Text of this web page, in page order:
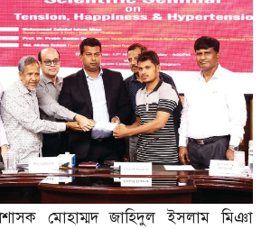
মোহাম্মদ জাহিদুল ইসলাম মিঞা